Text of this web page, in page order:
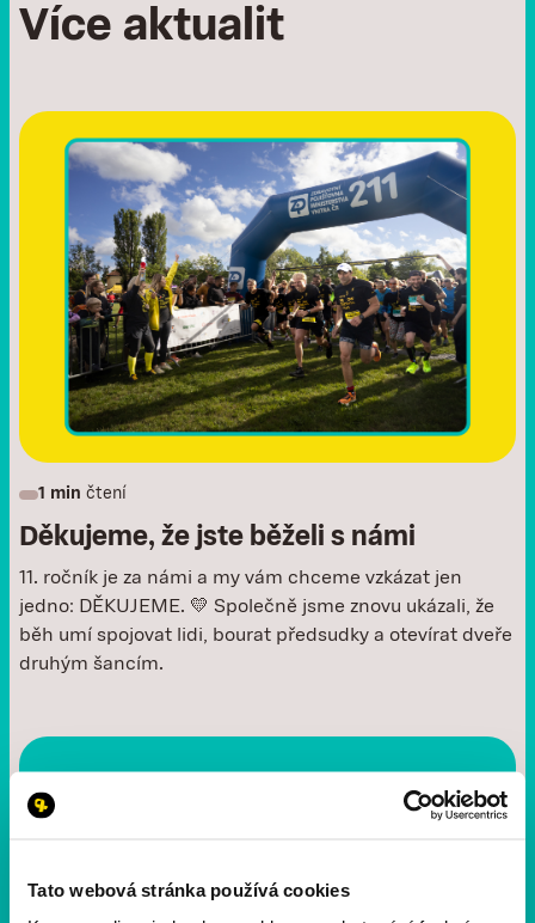
Tato webová stránka používá cookies
Více aktualit
1 min čtení
Děkujeme, že jste běželi s námi
11. ročník je za námi a my vám chceme vzkázat jen
jedno: DĚKUJEME. 💛 Společně jsme znovu ukázali, že
běh umí spojovat lidi, bourat předsudky a otevírat dveře
druhým šancím.